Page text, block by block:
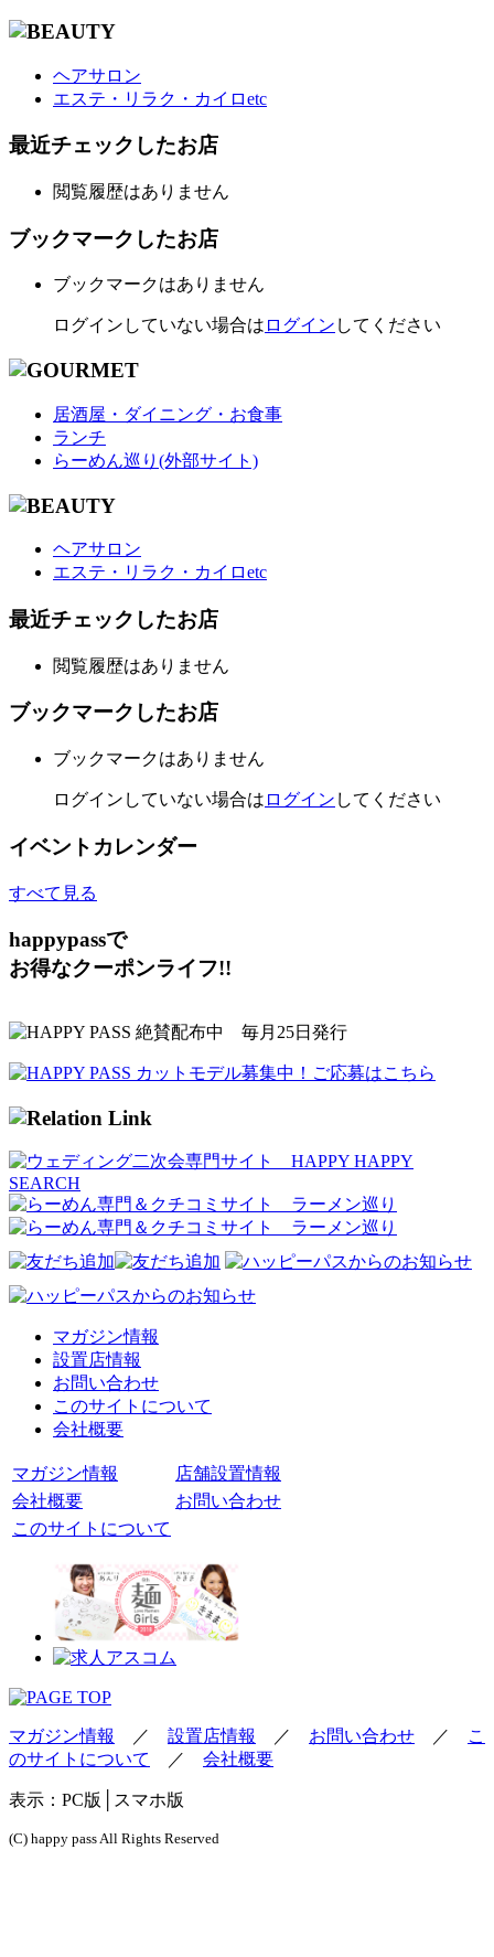
ヘアサロン
エステ・リラク・カイロetc
最近チェックしたお店
閲覧履歴はありません
ブックマークしたお店
ブックマークはありません
ログインしていない場合は ログイン してください
居酒屋・ダイニング・お食事
ランチ
らーめん巡り(外部サイト)
ヘアサロン
エステ・リラク・カイロetc
最近チェックしたお店
閲覧履歴はありません
ブックマークしたお店
ブックマークはありません
ログインしていない場合は ログイン してください
イベントカレンダー
すべて見る
happypassで
お得なクーポンライフ!!
マガジン情報
設置店情報
お問い合わせ
このサイトについて
会社概要
マガジン情報
店舗設置情報
会社概要
お問い合わせ
このサイトについて
マガジン情報 ／ 設置店情報 ／ お問い合わせ ／
こ
のサイトについて
／ 会社概要
表示： PC版 │スマホ版
(C) happy pass All Rights Reserved